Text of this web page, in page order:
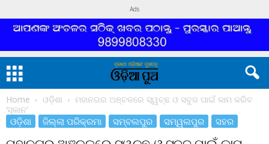
Ads
Home ଓଡ଼ିଶା
ମହାନଗର ଅଞ୍ଚଳରେ ସ୍ୱଚ୍ଛ ଓ ସବୁଜ ପାଇଁ କାମ କରିବ
‘ସ୍କାନ’
ଓଡ଼ିଶା ଜିଲ୍ଲା ପରିକ୍ରମା ସମ୍ବଲପୁର ସମ୍ୱଲପୁର ସହର